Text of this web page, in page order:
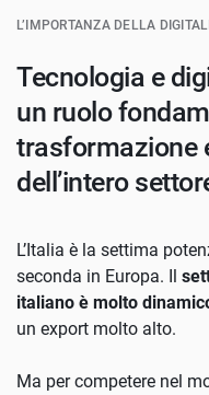
L’IMPORTANZA DELLA
Tecnologia e
un ruolo
trasformazione
dell’intero
L’Italia è la settima
seconda in Europa. Il
italiano è molto
un export molto alto.
Ma per competere nel